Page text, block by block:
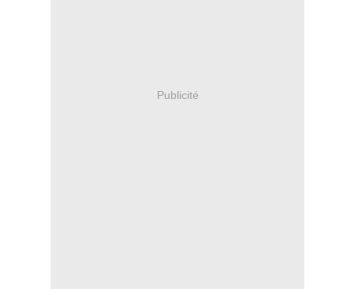
Publicité